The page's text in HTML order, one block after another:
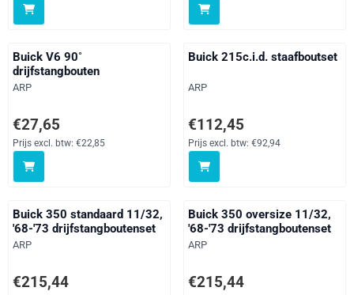
Buick V6 90˚
drijfstangbouten
Merk:
ARP
Prijs: 27,65, exclusief btw: 22,85
€27,65
Prijs excl. btw: €22,85
Buick 215c.i.d. staafboutset
Merk:
ARP
Prijs: 112,45, exclusief btw:
€112,45
Prijs excl. btw: €92,94
Buick 350 standaard 11/32,
'68-'73 drijfstangboutenset
Merk:
ARP
Prijs: 215,44, exclusief btw: 178,05
€215,44
Buick 350 oversize 11/32,
'68-'73 drijfstangboutenset
Merk:
ARP
Prijs: 215,44, exclusief btw:
€215,44